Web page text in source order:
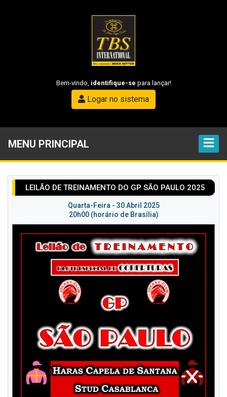
Bem-vindo, identifique-se para lançar!
Logar no sistema
MENU PRINCIPAL
LEILÃO DE TREINAMENTO DO GP SÃO PAULO 2025
Quarta-Feira - 30 Abril 2025
20h00 (horário de Brasília)